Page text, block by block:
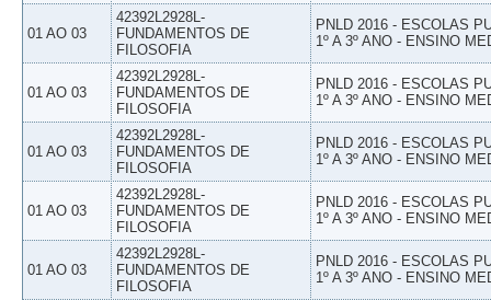
01 AO 03
42392L2928L-
FUNDAMENTOS DE
FILOSOFIA
PNLD 2016 - ESCOLAS
1º A 3º ANO - ENSINO
01 AO 03
42392L2928L-
FUNDAMENTOS DE
FILOSOFIA
PNLD 2016 - ESCOLAS
1º A 3º ANO - ENSINO
01 AO 03
42392L2928L-
FUNDAMENTOS DE
FILOSOFIA
PNLD 2016 - ESCOLAS
1º A 3º ANO - ENSINO
01 AO 03
42392L2928L-
FUNDAMENTOS DE
FILOSOFIA
PNLD 2016 - ESCOLAS
1º A 3º ANO - ENSINO
01 AO 03
42392L2928L-
FUNDAMENTOS DE
FILOSOFIA
PNLD 2016 - ESCOLAS
1º A 3º ANO - ENSINO